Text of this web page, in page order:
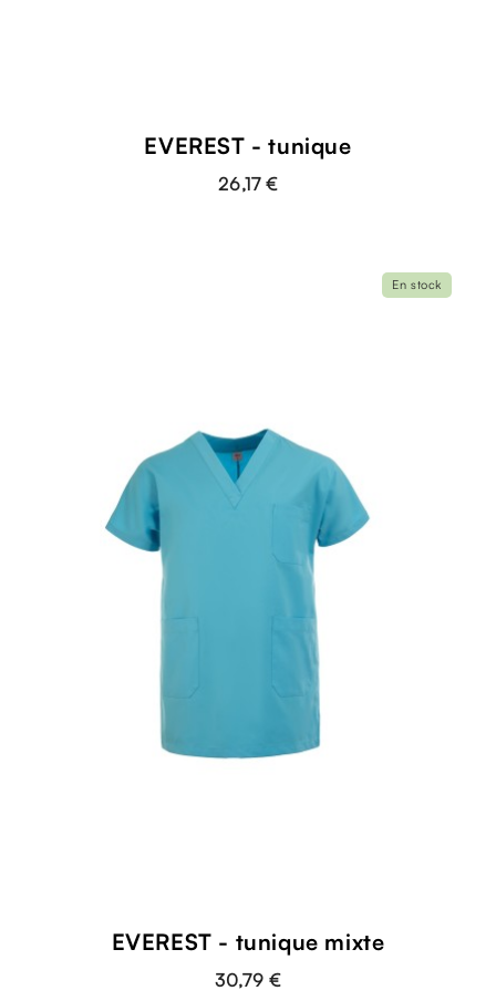
EVEREST - tunique
26,17 €
EVEREST - tunique mixte
30,79 €
En stock